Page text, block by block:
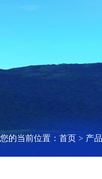
您的当前位置： 首页 > 产